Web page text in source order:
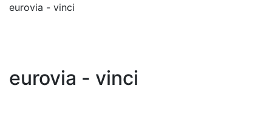
eurovia - vinci
eurovia - vinci